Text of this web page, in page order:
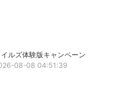
イルズ体験版キャンペーン
08-08 04:51:39